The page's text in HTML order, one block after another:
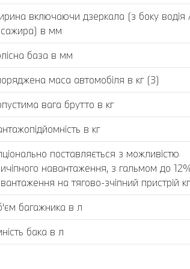
включаючи дзеркала (з боку водія
в мм
база в мм
маса автомобіля в кг (3)
вага брутто в кг
в кг
поставляється з можливістю
навантаження, з гальмом до
на тягово-зчіпний пристрій
багажника в л
бака в л